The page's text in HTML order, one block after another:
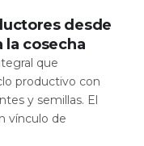
desde
la cosecha
que
productivo con
y semillas. El
vínculo de